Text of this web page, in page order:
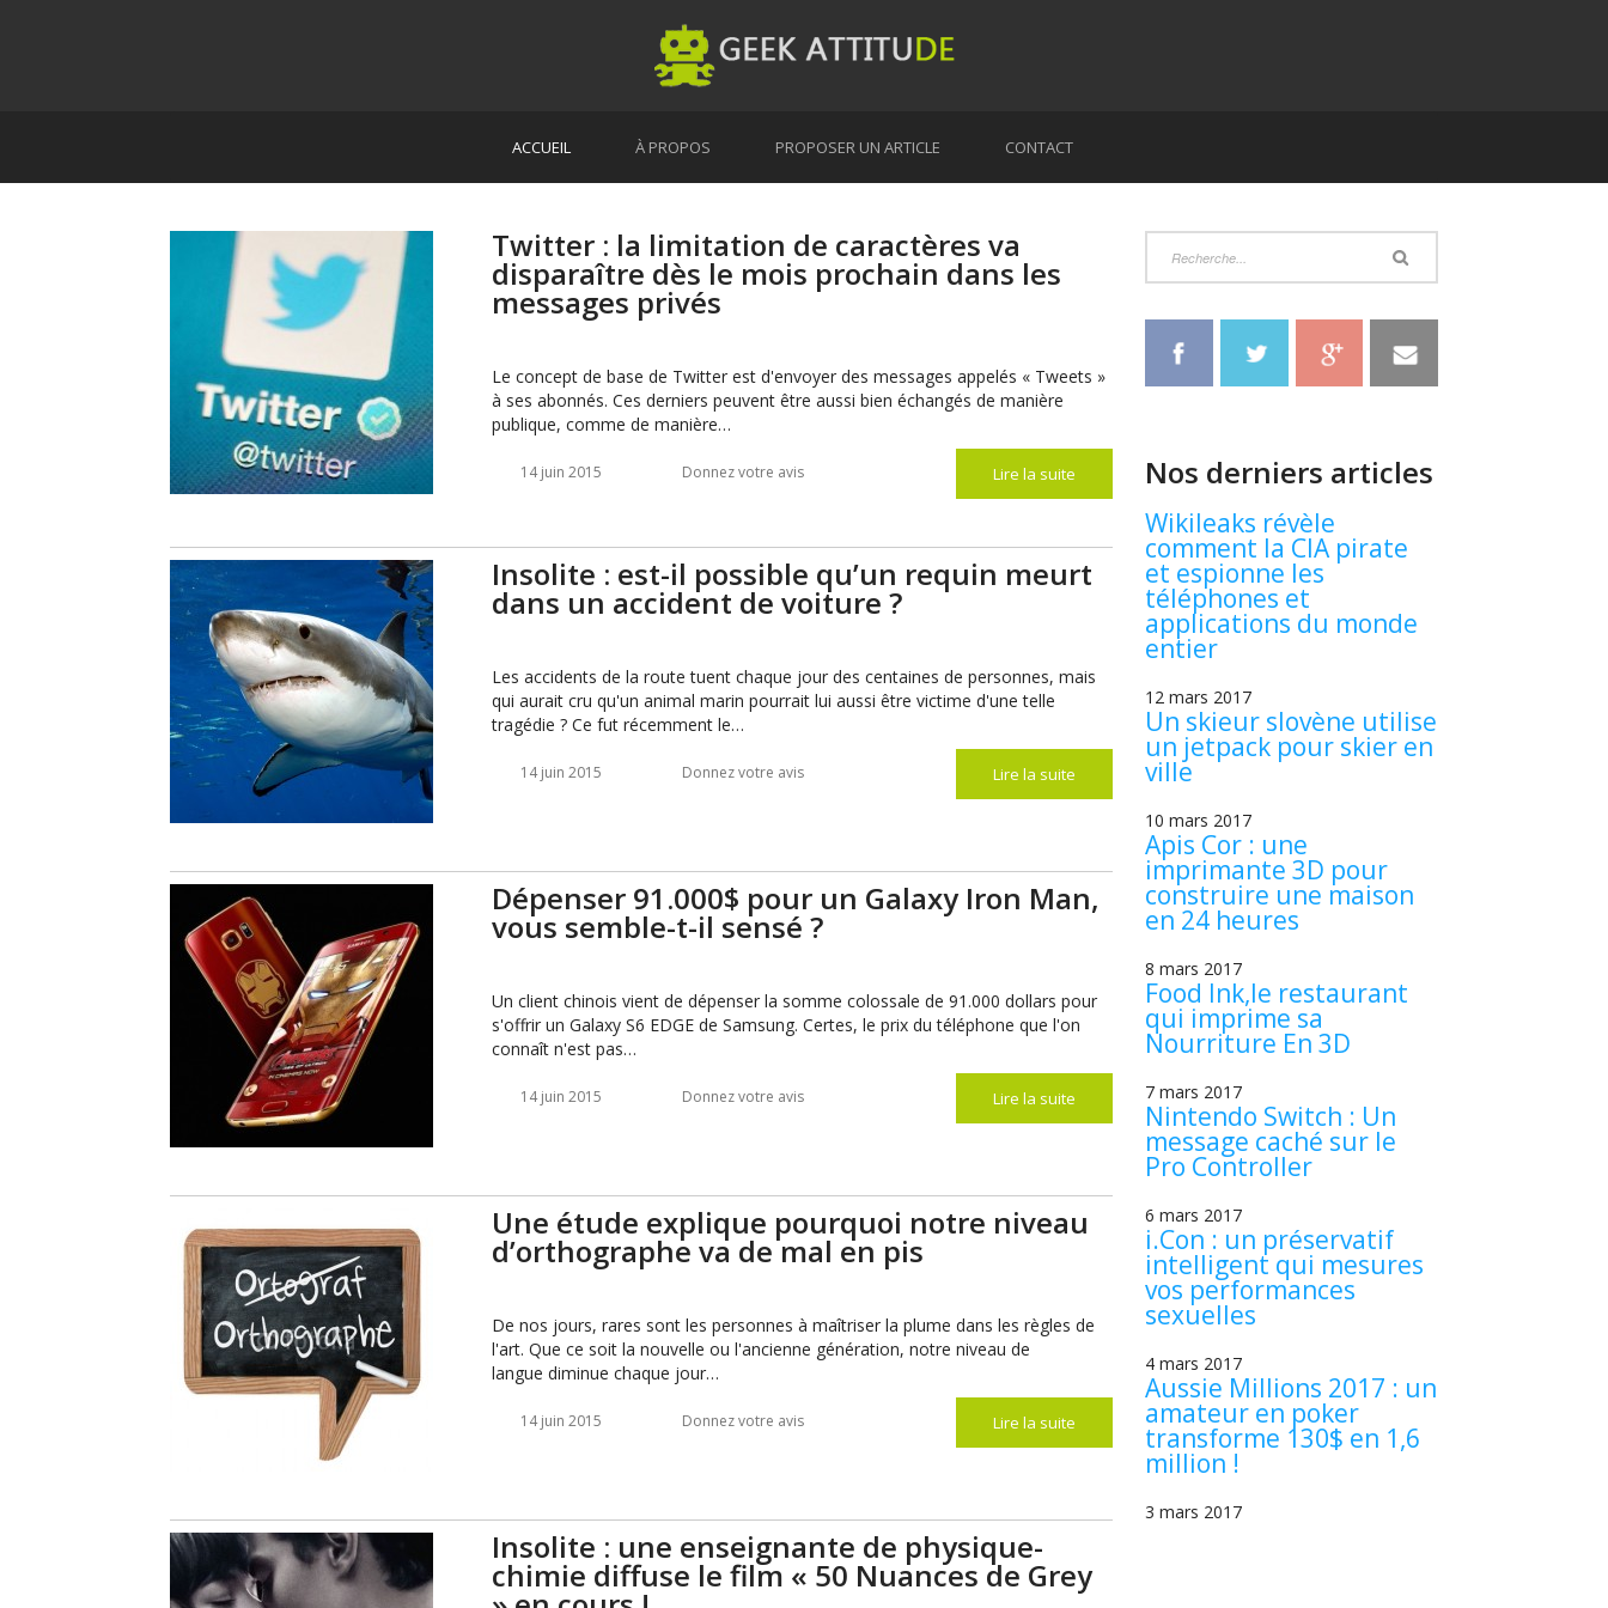
ACCUEIL À PROPOS PROPOSER UN ARTICLE CONTACT
Twitter : la limitation de caractères va
disparaître dès le mois prochain dans les
messages privés
Le concept de base de Twitter est d'envoyer des messages appelés « Tweets »
à ses abonnés. Ces derniers peuvent être aussi bien échangés de manière
publique, comme de manière…
14 juin 2015 Donnez votre avis Lire la suite
Insolite : est-il possible qu’un requin meurt
dans un accident de voiture ?
Les accidents de la route tuent chaque jour des centaines de personnes, mais
qui aurait cru qu'un animal marin pourrait lui aussi être victime d'une telle
tragédie ? Ce fut récemment le…
14 juin 2015 Donnez votre avis Lire la suite
Dépenser 91.000$ pour un Galaxy Iron Man,
vous semble-t-il sensé ?
Un client chinois vient de dépenser la somme colossale de 91.000 dollars pour
s'offrir un Galaxy S6 EDGE de Samsung. Certes, le prix du téléphone que l'on
connaît n'est pas…
14 juin 2015 Donnez votre avis Lire la suite
Une étude explique pourquoi notre niveau
d’orthographe va de mal en pis
De nos jours, rares sont les personnes à maîtriser la plume dans les règles de
l'art. Que ce soit la nouvelle ou l'ancienne génération, notre niveau de
langue diminue chaque jour…
14 juin 2015 Donnez votre avis Lire la suite
Insolite : une enseignante de physique-
chimie diffuse le film « 50 Nuances de Grey
Nos derniers articles
Wikileaks révèle
comment la CIA pirate
et espionne les
téléphones et
applications du monde
entier
12 mars 2017
Un skieur slovène utilise
un jetpack pour skier en
ville
10 mars 2017
Apis Cor : une
imprimante 3D pour
construire une maison
en 24 heures
8 mars 2017
Food Ink,le restaurant
qui imprime sa
Nourriture En 3D
7 mars 2017
Nintendo Switch : Un
message caché sur le
Pro Controller
6 mars 2017
i.Con : un préservatif
intelligent qui mesures
vos performances
sexuelles
4 mars 2017
Aussie Millions 2017 : un
amateur en poker
transforme 130$ en 1,6
million !
3 mars 2017